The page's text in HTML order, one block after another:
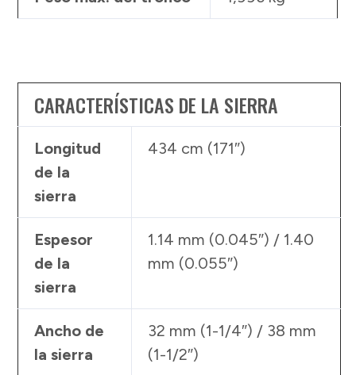
CARACTERÍSTICAS DE LA SIERRA
Longitud
de la
sierra
434 cm (171″)
Espesor
de la
sierra
1.14 mm (0.045″) / 1.40
mm (0.055″)
Ancho de
la sierra
32 mm (1-1/4″) / 38 mm
(1-1/2″)